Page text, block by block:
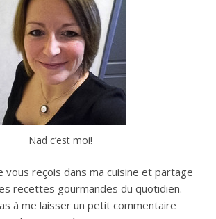
Nad c’est moi!
vous reçois dans ma cuisine et partage
recettes gourmandes du quotidien.
à me laisser un petit commentaire